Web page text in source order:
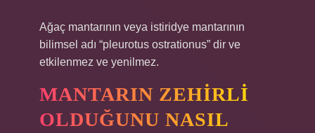
Ağaç mantarının veya istiridye mantarının
bilimsel adı “pleurotus ostrationus” dir ve
etkilenmez ve yenilmez.
MANTARIN ZEHIRLI
OLDUĞUNU NASIL